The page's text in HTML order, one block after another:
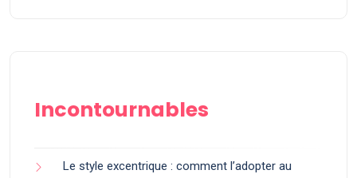
Incontournables
Le style excentrique : comment l’adopter au